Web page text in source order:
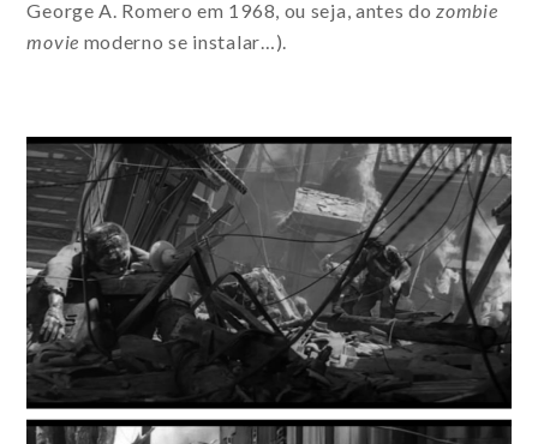
George A. Romero em 1968, ou seja, antes do zombie
movie moderno se instalar…).